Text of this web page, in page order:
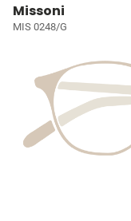
Missoni
MIS 0248/G